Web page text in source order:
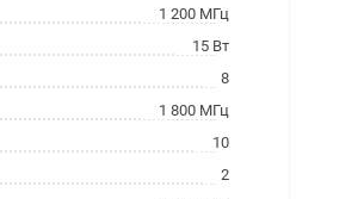
1 200 МГц
15 Вт
8
1 800 МГц
10
2